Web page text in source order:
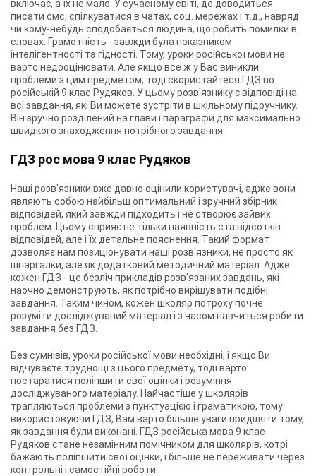
включає, а їх не мало. У сучасному світі, де доводиться
писати смс, спілкуватися в чатах, соц. мережах і т.д., навряд
чи кому-небудь сподобається людина, що робить помилки в
словах. Грамотність - завжди була показником
інтелігентності та гідності. Тому, уроки російської мови не
варто недооцінювати. Але якщо все ж у Вас виникли
проблеми з цим предметом, тоді скористайтеся ГДЗ по
російській 9 клас Рудяков. У цьому розв'язнику є відповіді на
всі завдання, які Ви можете зустріти в шкільному підручнику.
Він зручно розділений на глави і параграфи для максимально
швидкого знаходження потрібного завдання.
ГДЗ рос мова 9 клас Рудяков
Наші розв'язники вже давно оцінили користувачі, адже вони
являють собою найбільш оптимальний і зручний збірник
відповідей, який завжди підходить і не створює зайвих
проблем. Цьому сприяє не тільки наявність ста відсотків
відповідей, але і їх детальне пояснення. Такий формат
дозволяє нам позиціонувати наші розв'язники, не просто як
шпаргалки, але як додатковий методичний матеріал. Адже
кожен ГДЗ - це безліч прикладів розв'язаних завдань, які
наочно демонструють, як потрібно вирішувати подібні
завдання. Таким чином, кожен школяр потроху почне
розуміти досліджуваний матеріал і з часом навчиться робити
завдання без ГДЗ.
Без сумнівів, уроки російської мови необхідні, і якщо Ви
відчуваєте труднощі з цього предмету, тоді варто
постаратися поліпшити свої оцінки і розуміння
досліджуваного матеріалу. Найчастіше у школярів
трапляються проблеми з пунктуацією і граматикою, тому
використовуючи ГДЗ, Вам варто більше уваги приділяти тому,
як завдання були виконані. ГДЗ російська мова 9 клас
Рудяков стане незамінним помічником для школярів, котрі
бажають поліпшити свої оцінки, і більше не переживати через
контрольні і самостійні роботи.